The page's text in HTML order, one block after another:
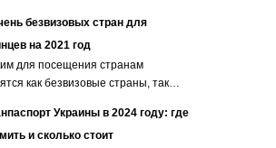
безвизовых стран для
на 2021 год
для посещения странам
как безвизовые страны, так…
Украины в 2024 году: где
и сколько стоит